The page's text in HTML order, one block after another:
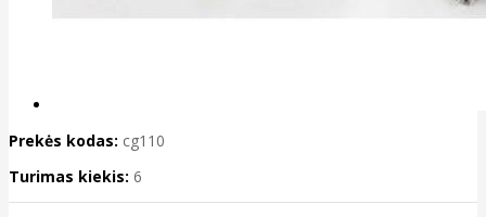
Prekės kodas: cg110
Turimas kiekis: 6